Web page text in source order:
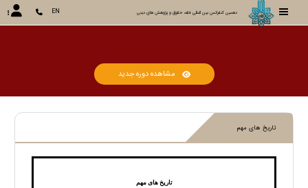
دهمین کنفرانس بین المللی فقه، حقوق و پژوهش های دینی EN
مشاهده دوره جدید
تاریخ های مهم
تاریخ های مهم